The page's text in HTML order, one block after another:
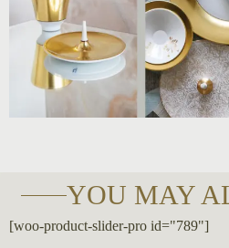
YOU MAY
[woo-product-slider-pro id="789"]